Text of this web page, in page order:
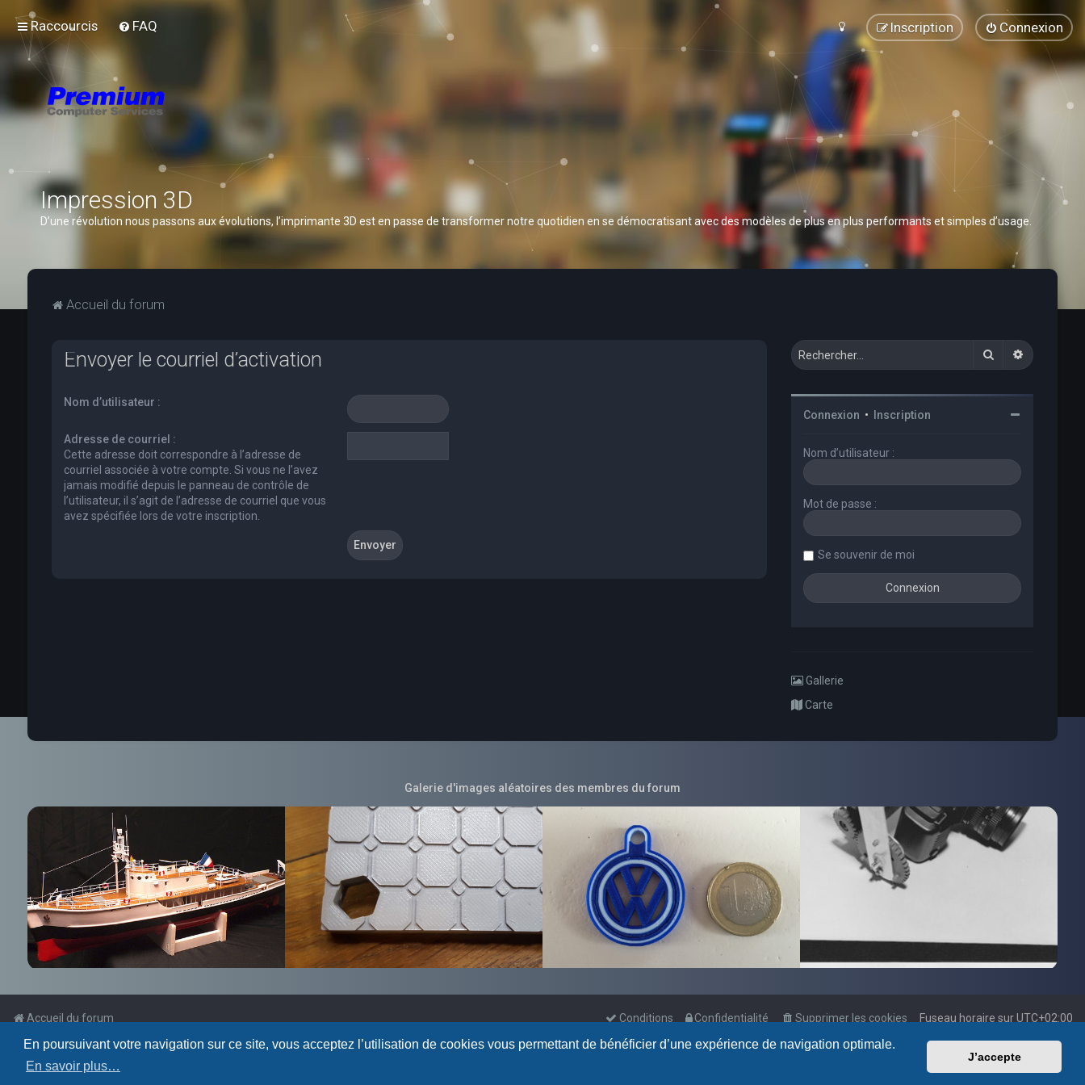
En poursuivant votre navigation sur ce site, vous acceptez l’utilisation de cookies vous permettant de bénéficier d’une expérience de navigation optimale.
En savoir plus…
J’accepte
Raccourcis FAQ Connexion
Inscription
Impression 3D
D’une révolution nous passons aux évolutions, l’imprimante 3D est en passe de transformer notre quotidien en se démocratisant avec des modèles de plus en plus performants et simples d’usage.
Accueil du forum
Envoyer le courriel d’activation
Nom d’utilisateur :
Adresse de courriel :
Cette adresse doit correspondre à l’adresse de
courriel associée à votre compte. Si vous ne l’avez
jamais modifié depuis le panneau de contrôle de
l’utilisateur, il s’agit de l’adresse de courriel que vous
avez spécifiée lors de votre inscription.
Rechercher
Connexion • Inscription
Nom d’utilisateur :
Mot de passe :
Se souvenir de moi
Gallerie
Carte
Galerie d'images aléatoires des membres du forum
Accueil du forum Fuseau horaire surUTC+02:00
Supprimer les cookies
Confidentialité
Conditions
Powered by phpBB
Traduction française officielle